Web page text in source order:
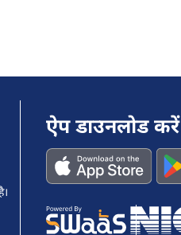
ऐप डाउनलोड करें